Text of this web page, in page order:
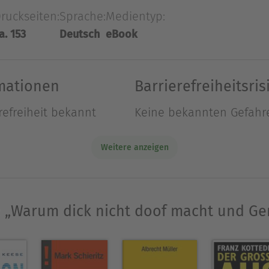
der Ernennung der »Unstatistik des Monats«
aus dem Reich der Statistik erklären sie,
153
Sprache:
Deutsch
Medientyp:
eBook
bekannt Keine bekannten
Weitere anzeigen
dick nicht doof macht und